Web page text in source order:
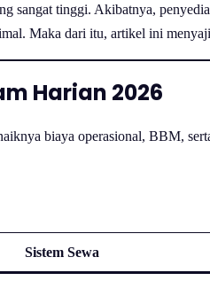
sangat tinggi. Akibatnya,
Maka dari itu, artikel ini
Harian 2026
biaya operasional, BBM,
Sistem Sewa